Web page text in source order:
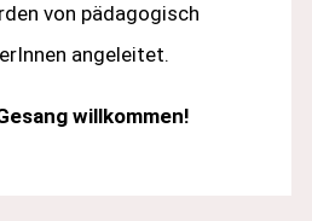
von pädagogisch
angeleitet.
willkommen!